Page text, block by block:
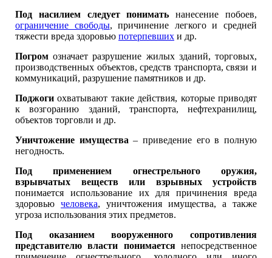
Под насилием следует понимать нанесение побоев,
ограничение свободы, причинение легкого и средней
тяжести вреда здоровью потерпевших и др.
Погром означает разрушение жилых зданий, торговых,
производственных объектов, средств транспорта, связи и
коммуникаций, разрушение памятников и др.
Поджоги охватывают такие действия, которые приводят
к возгоранию зданий, транспорта, нефтехранилищ,
объектов торговли и др.
Уничтожение имущества – приведение его в полную
негодность.
Под применением огнестрельного оружия,
взрывчатых веществ или взрывных устройств
понимается использование их для причинения вреда
здоровью человека, уничтожения имущества, а также
угроза использования этих предметов.
Под оказанием вооруженного сопротивления
представителю власти понимаетсянепосредственное